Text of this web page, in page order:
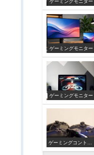
ゲーミングモニター
ゲーミングモニター
ゲーミングモニター
ゲーミングコントロ
ーラー